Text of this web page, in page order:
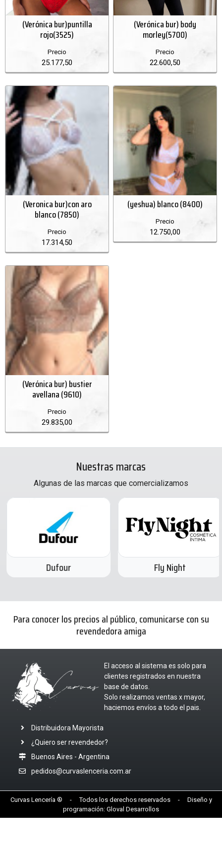
(Verónica bur)puntilla
rojo(3525)
Precio
25.177,50
(Verónica bur) body
morley(5700)
Precio
22.600,50
(Veronica bur)con aro
blanco (7850)
Precio
17.314,50
(yeshua) blanco (8400)
Precio
12.750,00
(Verónica bur) bustier
avellana (9610)
Precio
29.835,00
Nuestras marcas
Algunas de las marcas que comercializamos
Dufour Fly Night
Para conocer los precios al público, comunicarse con su
revendedora amiga
El acceso al sistema es solo para
clientes registrados en nuestra
base de datos.
Solo realizamos ventas x mayor,
haciemos envíos a todo el pais.
Distribuidora Mayorista
¿Quiero ser revendedor?
Buenos Aires - Argentina
pedidos@curvaslenceria.com.ar
Curvas Lencería ® - Todos los derechos reservados - Diseño y
programación: Gloval Desarrollos